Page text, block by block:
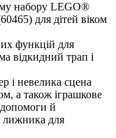
набору LEGO®
для дітей віком
функцій для
відкидний трап і
і невелика сцена
а також іграшкове
й
лижника для